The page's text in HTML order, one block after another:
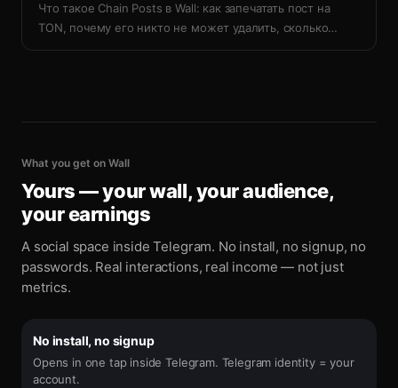
Что такое Chain Posts в Wall: как запечатать пост на
TON, почему его никто не может удалить, сколько…
What you get on Wall
Yours — your wall, your audience,
your earnings
A social space inside Telegram. No install, no signup, no
passwords. Real interactions, real income — not just
metrics.
No install, no signup
Opens in one tap inside Telegram. Telegram identity = your
account.